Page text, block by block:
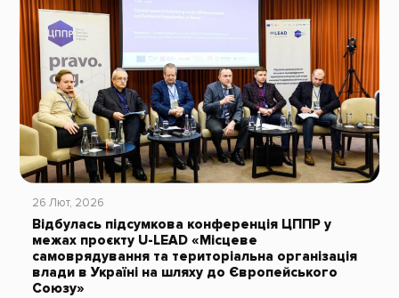
26 Лют, 2026
Відбулась підсумкова конференція ЦППР у
межах проєкту U-LEAD «Місцеве
самоврядування та територіальна організація
влади в Україні на шляху до Європейського
Союзу»